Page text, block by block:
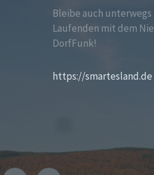
Bleibe auch
Laufenden mit dem
DorfFunk!
https://smartesland.de